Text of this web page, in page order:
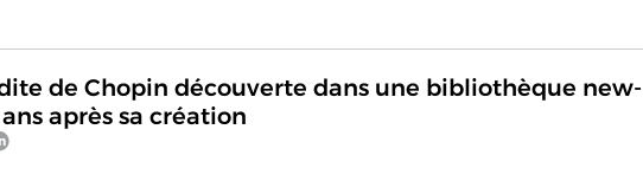
de Chopin découverte dans une bibliothèque new-
après sa création